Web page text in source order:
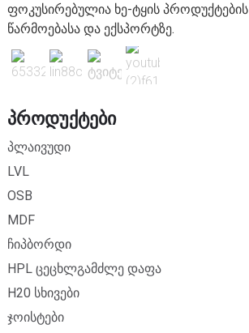
ფოკუსირებულია ხე-ტყის პროდუქტების
წარმოებასა და ექსპორტზე.
Პროდუქტები
პლაივუდი
LVL
OSB
MDF
ჩიპბორდი
HPL ცეცხლგამძლე დაფა
H20 სხივები
ჯოისტები